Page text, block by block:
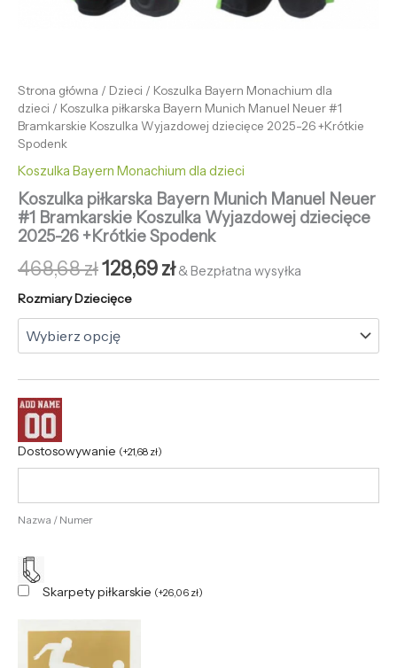
Strona główna / Dzieci / Koszulka Bayern Monachium dla
dzieci / Koszulka piłkarska Bayern Munich Manuel Neuer #1
Bramkarskie Koszulka Wyjazdowej dziecięce 2025-26 +Krótkie
Spodenk
Koszulka Bayern Monachium dla dzieci
Koszulka piłkarska Bayern Munich Manuel Neuer
#1 Bramkarskie Koszulka Wyjazdowej dziecięce
2025-26 +Krótkie Spodenk
468,68zł128,69zł & Bezpłatna wysyłka
Rozmiary Dziecięce
Dostosowywanie (+21,68 zł)
Nazwa / Numer
Skarpety piłkarskie (+26,06 zł)